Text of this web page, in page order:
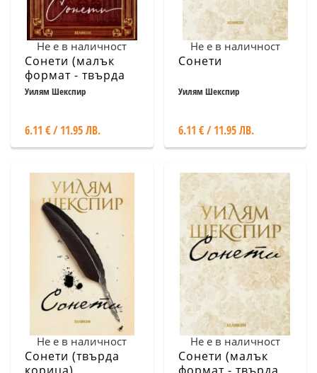
Не е в наличност
Сонети (малък
формат - твърда
корица)
Уилям Шекспир
6.11 € / 11.95 ЛВ.
Не е в наличност
Сонети
Уилям Шекспир
6.11 € / 11.95 ЛВ.
Не е в наличност
Сонети (твърда
Не е в наличност
Сонети (малък